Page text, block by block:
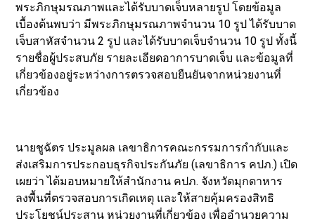
พระภิกษุมรณภาพและได้รับบาดเจ็บหลายรูป โดยข้อมูล
เบื้องต้นพบว่า มีพระภิกษุมรณภาพจำนวน 10 รูป ได้รับบาด
เจ็บสาหัสจำนวน 2 รูป และได้รับบาดเจ็บจำนวน 10 รูป ทั้งนี้
รายชื่อผู้ประสบภัย รายละเอียดอาการบาดเจ็บ และข้อมูลที่
เกี่ยวข้องอยู่ระหว่างการตรวจสอบยืนยันจากหน่วยงานที่
เกี่ยวข้อง
นายชูฉัตร ประมูลผล เลขาธิการคณะกรรมการกำกับและ
ส่งเสริมการประกอบธุรกิจประกันภัย (เลขาธิการ คปภ.) เปิด
เผยว่า ได้มอบหมายให้สำนักงาน คปภ. จังหวัดมุกดาหาร
ลงพื้นที่ตรวจสอบการเกิดเหตุ และให้สายคุ้มครองสิทธิ
ประโยชน์ประสาน หน่วยงานที่เกี่ยวข้อง เพื่ออำนวยความ